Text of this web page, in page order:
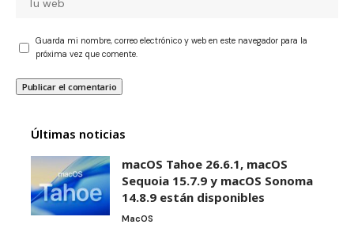
Guarda mi nombre, correo electrónico y web en este navegador para la
próxima vez que comente.
Últimas noticias
macOS Tahoe 26.6.1, macOS
Sequoia 15.7.9 y macOS Sonoma
14.8.9 están disponibles
MacOS